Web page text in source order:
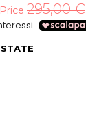
295,00 €